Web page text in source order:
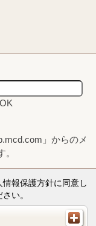
」からのメ
報保護方針に同意し
い。